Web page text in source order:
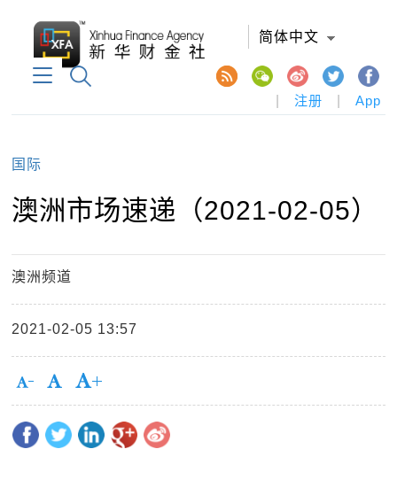
简体中文
注册 App
国际
澳洲市场速递（2021-02-05）
澳洲频道
2021-02-05 13:57